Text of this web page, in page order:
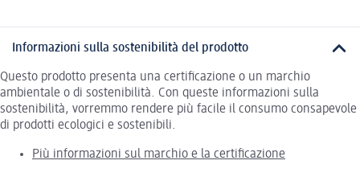
Informazioni sulla sostenibilità del prodotto
Questo prodotto presenta una certificazione o un marchio
ambientale o di sostenibilità. Con queste informazioni sulla
sostenibilità, vorremmo rendere più facile il consumo consapevole
di prodotti ecologici e sostenibili.
Più informazioni sul marchio e la certificazione